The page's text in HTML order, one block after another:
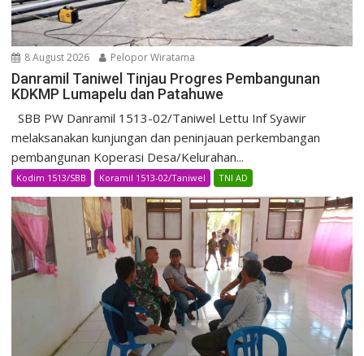
8 August 2026 Pelopor Wiratama
Danramil Taniwel Tinjau Progres Pembangunan
KDKMP Lumapelu dan Patahuwe
SBB PW Danramil 1513-02/Taniwel Lettu Inf Syawir
melaksanakan kunjungan dan peninjauan perkembangan
pembangunan Koperasi Desa/Kelurahan...
Kodim 1513/SBB Koramil 1513-02/Taniwel TNI AD